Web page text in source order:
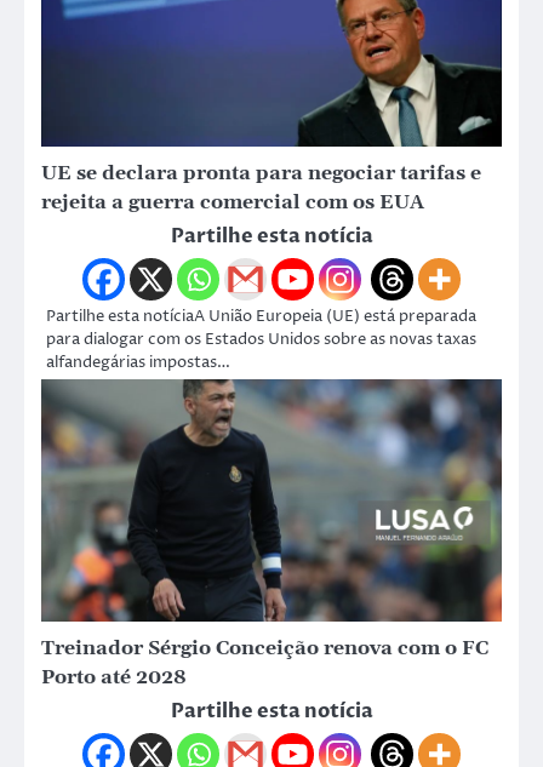
UE se declara pronta para negociar tarifas e
rejeita a guerra comercial com os EUA
Partilhe esta notícia
Partilhe esta notíciaA União Europeia (UE) está preparada
para dialogar com os Estados Unidos sobre as novas taxas
alfandegárias impostas…
Treinador Sérgio Conceição renova com o FC
Porto até 2028
Partilhe esta notícia